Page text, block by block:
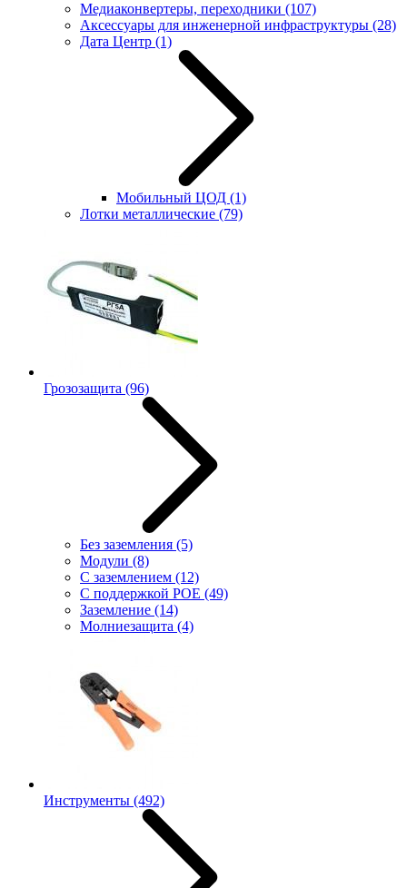
Медиаконвертеры, переходники (107)
Аксессуары для инженерной инфраструктуры (28)
Дата Центр (1)
Мобильный ЦОД (1)
Лотки металлические (79)
Грозозащита (96)
Без заземления (5)
Модули (8)
С заземлением (12)
С поддержкой POE (49)
Заземление (14)
Молниезащита (4)
Инструменты (492)